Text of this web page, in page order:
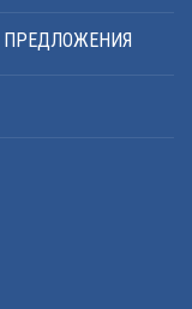
ПРЕДЛОЖЕНИЯ